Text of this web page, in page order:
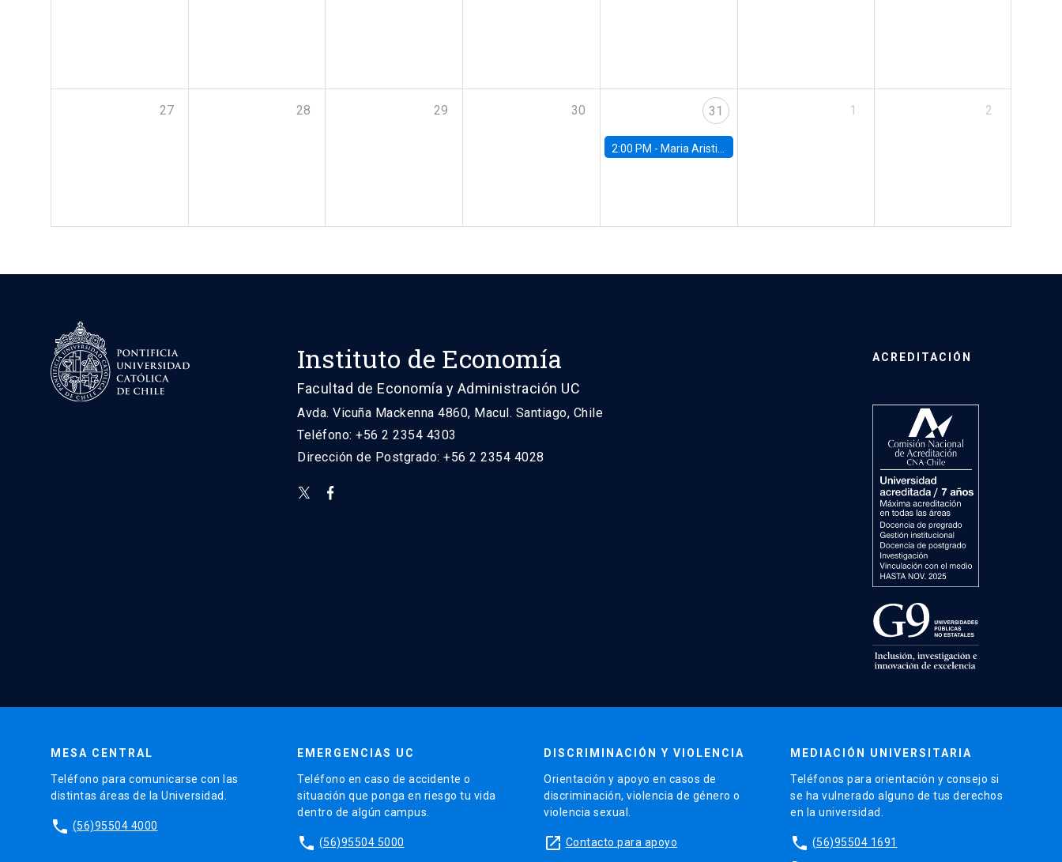
27 28 29 30 31
2:00 PM - Maria Aristizabal-Ramirez, FED Board
1 2
Instituto de Economía
Facultad de Economía y Administración UC
Avda. Vicuña Mackenna 4860, Macul. Santiago, Chile
Teléfono: +56 2 2354 4303
Dirección de Postgrado: +56 2 2354 4028
ACREDITACIÓN
MESA CENTRAL
Teléfono para comunicarse con las
distintas áreas de la Universidad.
phone (56)95504 4000
EMERGENCIAS UC
Teléfono en caso de accidente o
situación que ponga en riesgo tu vida
dentro de algún campus.
phone (56)95504 5000
DISCRIMINACIÓN Y VIOLENCIA
Orientación y apoyo en casos de
discriminación, violencia de género o
violencia sexual.
launch Contacto para apoyo
MEDIACIÓN UNIVERSITARIA
Teléfonos para orientación y consejo si
se ha vulnerado alguno de tus derechos
en la universidad.
phone (56)95504 1691